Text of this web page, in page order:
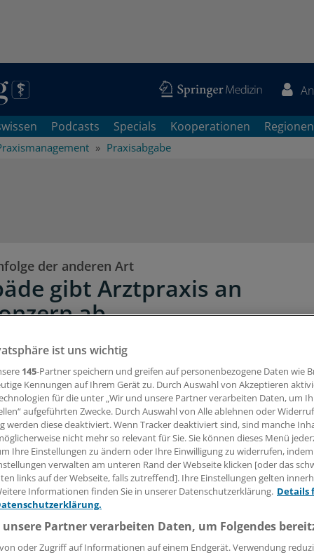
Podcasts Specials Kooperationen Regionen
Praxisabgabe
der anderen Art
gibt Arztpraxis an
ab
einen Klinikkonzern und Gesellschafter an der Klinik
überzeugten die ATOS Kliniken einen Orthopäden aus
Praxisnachfolger fand.
Leserin, lieber Leser,
Beitrag können Sie lesen, sobald Sie sich eingeloggt
Jetzt anmelden »
Kostenlos
vergessen?
ist uns wichtig
145-Partner speichern und greifen auf personenbezogene Daten wie
Kennungen auf Ihrem Gerät zu. Durch Auswahl von Akzeptieren
für die unter „Wir und unsere Partner verarbeiten Daten, um
aufgeführten Zwecke. Durch Auswahl von Alle ablehnen oder
werden diese deaktiviert. Wenn Tracker deaktiviert sind, sind manche
nicht mehr so relevant für Sie. Sie können dieses Menü
Ihre Einstellungen zu ändern oder Ihre Einwilligung zu widerrufen, indem
verwalten am unteren Rand der Webseite klicken [oder das
links auf der Webseite, falls zutreffend]. Ihre Einstellungen gelten
Informationen finden Sie in unserer Datenschutzerklärung. Details
Partner verarbeiten Daten, um Folgendes
oder Zugriff auf Informationen auf einem Endgerät. Verwendung